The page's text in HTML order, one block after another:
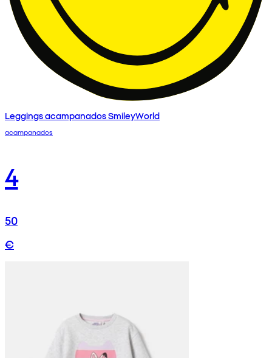
Leggings acampanados SmileyWorld
acampanados
4
50
€